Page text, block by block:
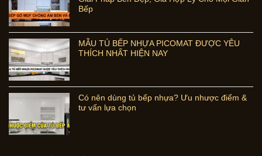
Bếp
MẪU TỦ BẾP NHỰA PICOMAT ĐƯỢC YÊU
THÍCH NHẤT HIỆN NAY
Có nên dùng tủ bếp nhựa? Ưu nhược điểm &
tư vấn lựa chọn